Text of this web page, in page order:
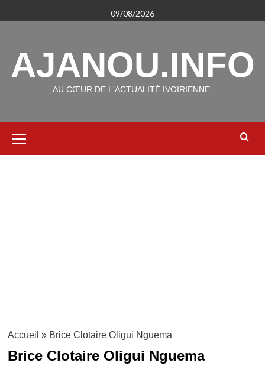
au
09/08/2026
AJANOU.INFO
AU CŒUR DE L'ACTUALITÉ IVOIRIENNE.
principal
Accueil » Brice Clotaire Oligui Nguema
Brice Clotaire Oligui Nguema